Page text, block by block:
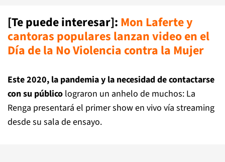
[Te puede interesar]: Mon Laferte y
cantoras populares lanzan video en el
Día de la No Violencia contra la Mujer
Este 2020, la pandemia y la necesidad de contactarse
con su público lograron un anhelo de muchos: La
Renga presentará el primer show en vivo vía streaming
desde su sala de ensayo.